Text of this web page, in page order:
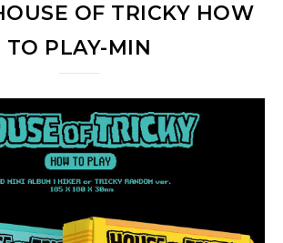
OF TRICKY HOW
TO PLAY-MIN